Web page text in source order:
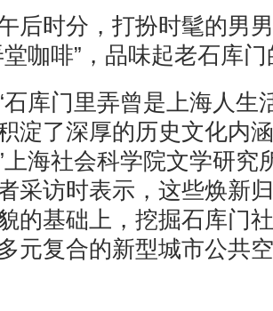
时分，打扮时髦的男男
堂咖啡”，品味起老石库
门里弄曾是上海人生
淀了深厚的历史文化内
上海社会科学院文学研
采访时表示，这些焕新
的基础上，挖掘石库门
元复合的新型城市公共